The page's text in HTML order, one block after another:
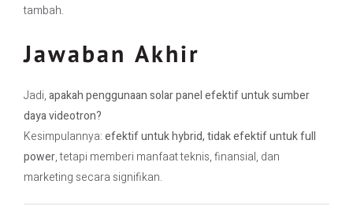
tambah.
Jawaban Akhir
Jadi,apakah penggunaan solar panel efektif untuk sumber
daya videotron?
Kesimpulannya:efektif untuk hybrid, tidak efektif untuk full
power, tetapi memberi manfaat teknis, finansial, dan
marketing secara signifikan.